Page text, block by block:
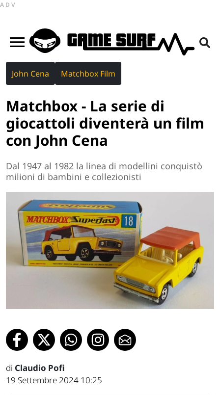
ADV
John Cena Matchbox Film
Matchbox - La serie di
giocattoli diventerà un film
con John Cena
Dal 1947 al 1982 la linea di modellini conquistò
milioni di bambini e collezionisti
di Claudio Pofi
19 Settembre 2024 10:25